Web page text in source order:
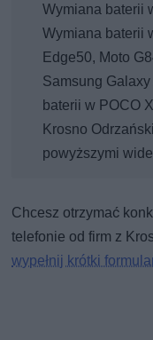
Wymiana baterii
Wymiana baterii
Edge50, Moto
Samsung
baterii w POCO
Krosno
powyższymi
Chcesz otrzymać
telefonie od firm z
wypełnij krótki